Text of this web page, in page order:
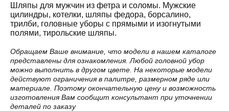
Шляпы для мужчин из фетра и соломы. Мужские
цилиндры, котелки, шляпы федора, борсалино,
трилби, головные уборы с прямыми и изогнутыми
полями, тирольские шляпы.
Обращаем Ваше внимание, что модели в нашем каталоге
представлены для ознакомления. Любой головной убор
можно выполнить в другом цвете. На некоторые модели
действуют ограничения в палитре, размерном ряде или
материале. Поэтому окончательную цену и возможность
изготовления Вам сообщит консультант при уточнении
деталей по заказу